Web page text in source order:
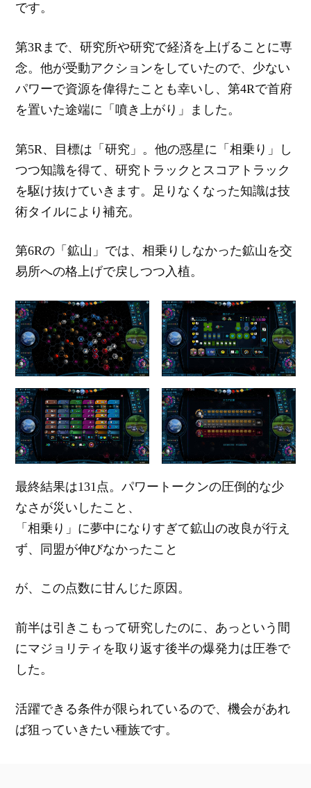
です。
第3Rまで、研究所や研究で経済を上げることに専
念。他が受動アクションをしていたので、少ない
パワーで資源を偉得たことも幸いし、第4Rで首府
を置いた途端に「噴き上がり」ました。
第5R、目標は「研究」。他の惑星に「相乗り」し
つつ知識を得て、研究トラックとスコアトラック
を駆け抜けていきます。足りなくなった知識は技
術タイルにより補充。
第6Rの「鉱山」では、相乗りしなかった鉱山を交
易所への格上げで戻しつつ入植。
最終結果は131点。パワートークンの圧倒的な少
なさが災いしたこと、
「相乗り」に夢中になりすぎて鉱山の改良が行え
ず、同盟が伸びなかったこと
が、この点数に甘んじた原因。
前半は引きこもって研究したのに、あっという間
にマジョリティを取り返す後半の爆発力は圧巻で
した。
活躍できる条件が限られているので、機会があれ
ば狙っていきたい種族です。